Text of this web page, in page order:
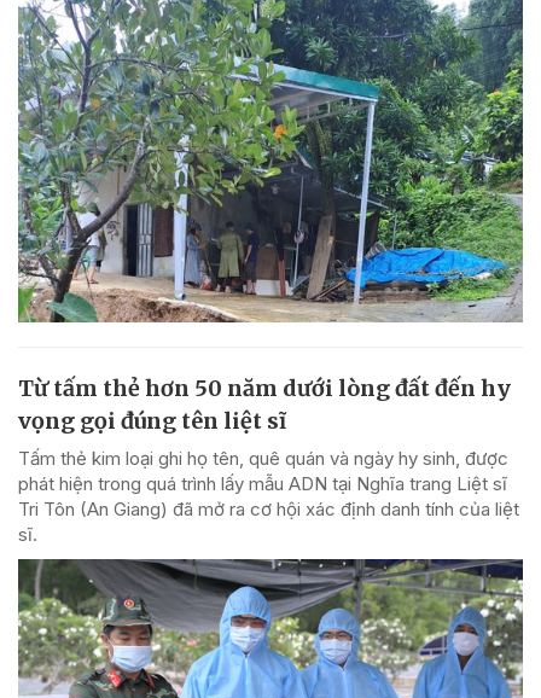
Từ tấm thẻ hơn 50 năm dưới lòng đất đến hy
vọng gọi đúng tên liệt sĩ
Tấm thẻ kim loại ghi họ tên, quê quán và ngày hy sinh, được
phát hiện trong quá trình lấy mẫu ADN tại Nghĩa trang Liệt sĩ
Tri Tôn (An Giang) đã mở ra cơ hội xác định danh tính của liệt
sĩ.